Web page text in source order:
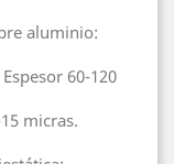
aluminio:
60-120
micras.